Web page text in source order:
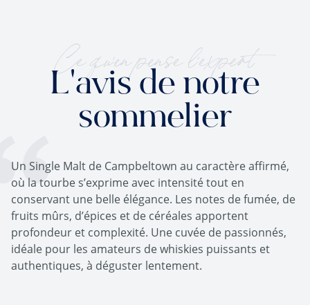
Ce qu'en pense l'expert
L'avis de notre
sommelier
Un Single Malt de Campbeltown au caractère affirmé,
où la tourbe s’exprime avec intensité tout en
conservant une belle élégance. Les notes de fumée, de
fruits mûrs, d’épices et de céréales apportent
profondeur et complexité. Une cuvée de passionnés,
idéale pour les amateurs de whiskies puissants et
authentiques, à déguster lentement.